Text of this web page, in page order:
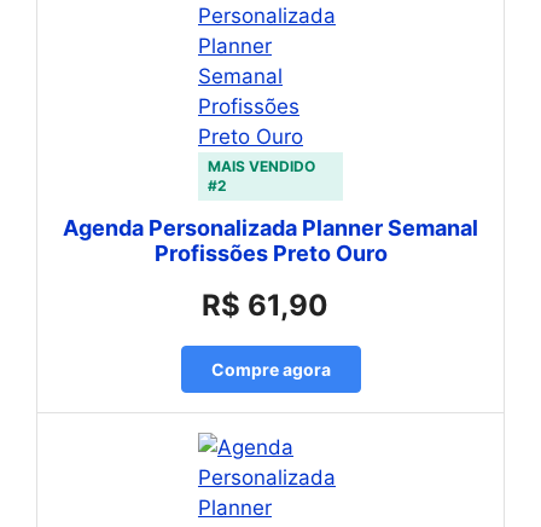
MAIS VENDIDO
#2
Agenda Personalizada Planner Semanal
Profissões Preto Ouro
R$ 61,90
Compre agora